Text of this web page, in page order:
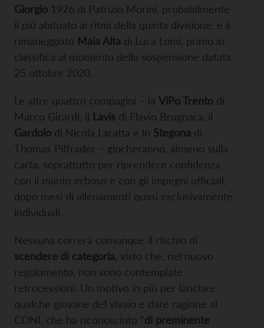
Giorgio 1926 di Patrizio Morini, probabilmente
il più abituato ai ritmi della quinta divisione, e il
rimaneggiato Maia Alta di Luca Lomi, primo in
classifica al momento della sospensione datata
25 ottobre 2020.
Le altre quattro compagini – la ViPo Trento di
Marco Girardi, il Lavis di Flavio Brugnara, il
Gardolo di Nicola Laratta e lo Stegona di
Thomas Piffrader – giocheranno, almeno sulla
carta, soprattutto per riprendere confidenza
con il manto erboso e con gli impegni ufficiali,
dopo mesi di allenamenti quasi esclusivamente
individuali.
Nessuna correrà comunque il rischio di
scendere di categoria , visto che, nel nuovo
regolamento, non sono contemplate
retrocessioni. Un motivo in più per lanciare
qualche giovane del vivaio e dare ragione al
CONI, che ha riconosciuto “di preminente